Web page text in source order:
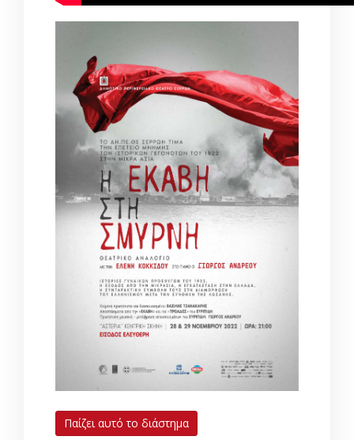
Παίζει αυτό το διάστημα